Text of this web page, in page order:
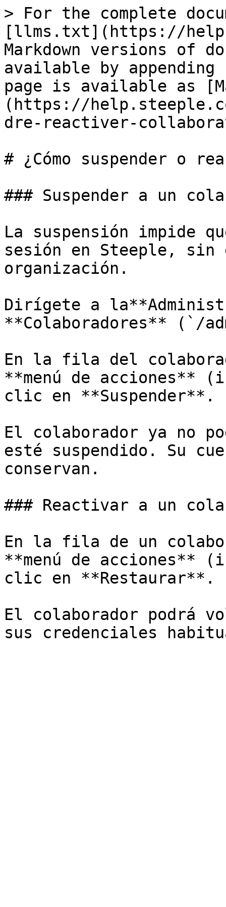
> For the complete
[llms.txt](https://
Markdown versions of
available by
page is available as
(https://
dre-reactiver-
# ¿Cómo suspender o
### Suspender a un
La suspensión impide
sesión en Steeple,
organización.
Dirígete a
**Colaboradores** (`/
En la fila del
**menú de acciones**
clic en **Suspender**.
El colaborador ya no
esté suspendido. Su
conservan.
### Reactivar a un
En la fila de un
**menú de acciones**
clic en **Restaurar**.
El colaborador podrá